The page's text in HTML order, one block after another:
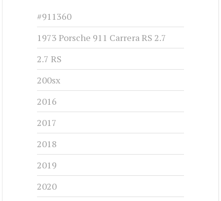
#911360
1973 Porsche 911 Carrera RS 2.7
2.7 RS
200sx
2016
2017
2018
2019
2020